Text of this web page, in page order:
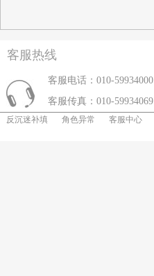
客服热线
客服电话：010-59934000
客服传真：010-59934069
反沉迷补填 角色异常 客服中心